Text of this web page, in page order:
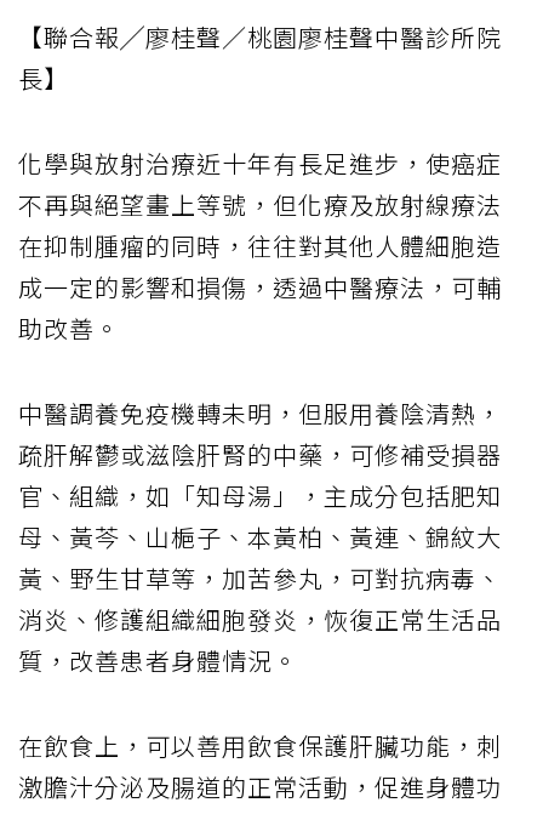
【聯合報╱廖桂聲／桃園廖桂聲中醫診所院
長】
化學與放射治療近十年有長足進步，使癌症
不再與絕望畫上等號，但化療及放射線療法
在抑制腫瘤的同時，往往對其他人體細胞造
成一定的影響和損傷，透過中醫療法，可輔
助改善。
中醫調養免疫機轉未明，但服用養陰清熱，
疏肝解鬱或滋陰肝腎的中藥，可修補受損器
官、組織，如「知母湯」，主成分包括肥知
母、黃芩、山梔子、本黃柏、黃連、錦紋大
黃、野生甘草等，加苦參丸，可對抗病毒、
消炎、修護組織細胞發炎，恢復正常生活品
質，改善患者身體情況。
在飲食上，可以善用飲食保護肝臟功能，刺
激膽汁分泌及腸道的正常活動，促進身體功